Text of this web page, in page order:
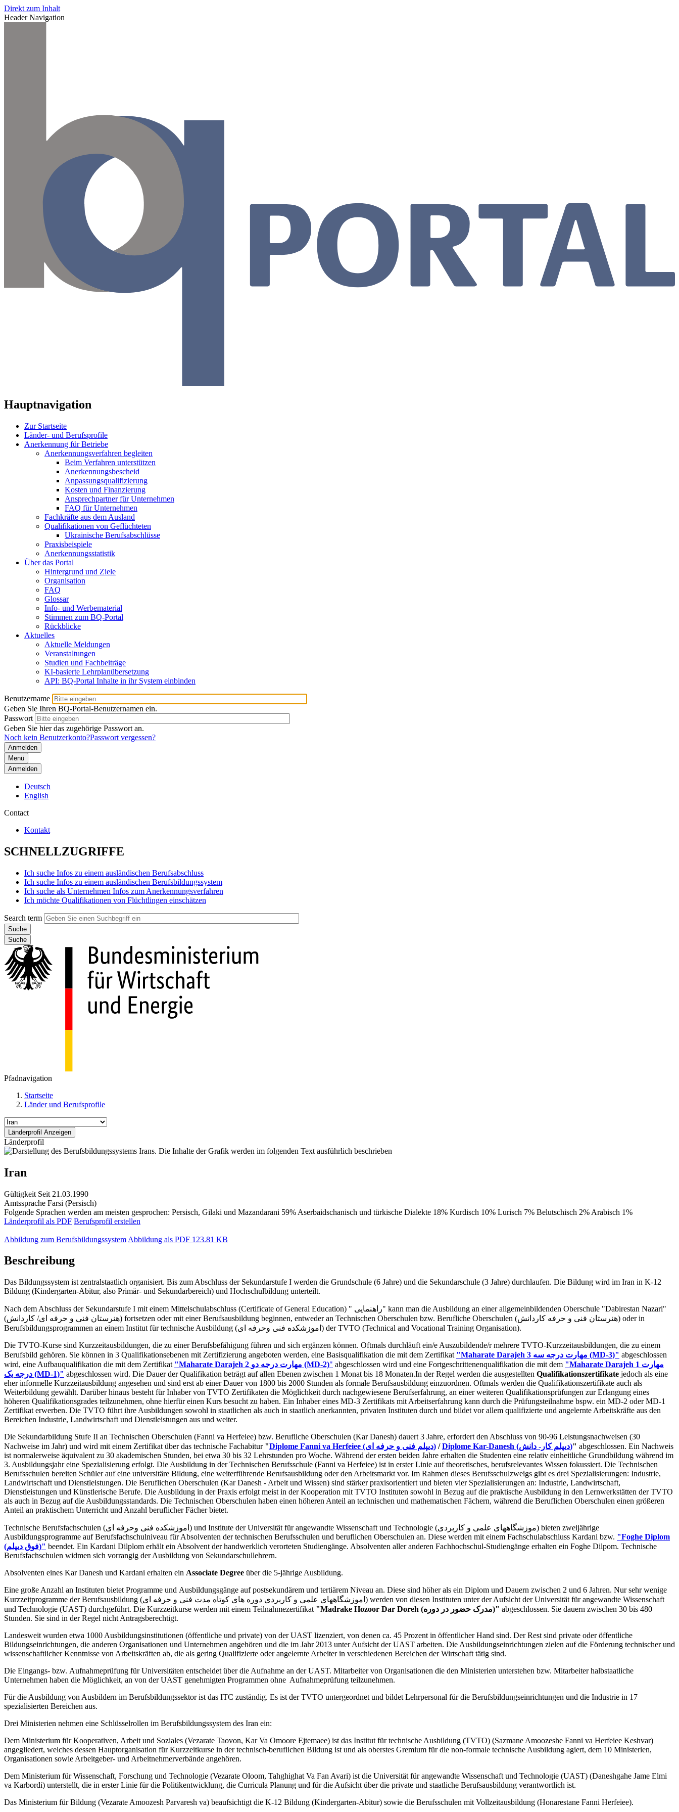
Direkt zum Inhalt
Header Navigation
Hauptnavigation
Zur Startseite
Länder- und Berufsprofile
Anerkennung für Betriebe
Anerkennungsverfahren begleiten
Beim Verfahren unterstützen
Anerkennungsbescheid
Anpassungsqualifizierung
Kosten und Finanzierung
Ansprechpartner für Unternehmen
FAQ für Unternehmen
Fachkräfte aus dem Ausland
Qualifikationen von Geflüchteten
Ukrainische Berufsabschlüsse
Praxisbeispiele
Anerkennungsstatistik
Über das Portal
Hintergrund und Ziele
Organisation
FAQ
Glossar
Info- und Werbematerial
Stimmen zum BQ-Portal
Rückblicke
Aktuelles
Aktuelle Meldungen
Veranstaltungen
Studien und Fachbeiträge
KI-basierte Lehrplanübersetzung
API: BQ-Portal Inhalte in ihr System einbinden
Benutzername
Geben Sie Ihren BQ-Portal-Benutzernamen ein.
Passwort
Geben Sie hier das zugehörige Passwort an.
Noch kein Benutzerkonto?Passwort vergessen?
Menü
Anmelden
Deutsch
English
Contact
Kontakt
SCHNELLZUGRIFFE
Ich suche Infos zu einem ausländischen Berufsabschluss
Ich suche Infos zu einem ausländischen Berufsbildungssystem
Ich suche als Unternehmen Infos zum Anerkennungsverfahren
Ich möchte Qualifikationen von Flüchtlingen einschätzen
Search term
Suche
Pfadnavigation
Startseite
Länder und Berufsprofile
Länderprofil
Iran
Gültigkeit Seit 21.03.1990
Amtssprache Farsi (Persisch)
Folgende Sprachen werden am meisten gesprochen: Persisch, Gilaki und Mazandarani 59% Aserbaidschanisch und türkische Dialekte 18% Kurdisch 10% Lurisch 7% Belutschisch 2% Arabisch 1%
Länderprofil als PDF Berufsprofil erstellen
Abbildung zum Berufsbildungssystem Abbildung als PDF 123.81 KB
Beschreibung
Das Bildungssystem ist zentralstaatlich organisiert. Bis zum Abschluss der Sekundarstufe I werden die Grundschule (6 Jahre) und die Sekundarschule (3 Jahre) durchlaufen. Die Bildung wird im Iran in K-12
Bildung (Kindergarten-Abitur, also Primär- und Sekundarbereich) und Hochschulbildung unterteilt.
Nach dem Abschluss der Sekundarstufe I mit einem Mittelschulabschluss (Certificate of General Education) " راهنمایی" kann man die Ausbildung an einer allgemeinbildenden Oberschule "Dabirestan Nazari"
(هنرستان فنی و حرفه ای/ کاردانش) fortsetzen oder mit einer Berufsausbildung beginnen, entweder an Technischen Oberschulen bzw. Berufliche Oberschulen (هنرستان فنی و حرفه کاردانش) oder in
Berufsbildungsprogrammen an einem Institut für technische Ausbildung (اموزشکده فنی وحرفه ای) der TVTO (Technical and Vocational Training Organisation).
Die TVTO-Kurse sind Kurzzeitausbildungen, die zu einer Berufsbefähigung führen und sich ergänzen können. Oftmals durchläuft ein/e Auszubildende/r mehrere TVTO-Kurzzeitausbildungen, die zu einem
Berufsbild gehören. Sie können in 3 Qualifikationsebenen mit Zertifizierung angeboten werden, eine Basisqualifikation die mit dem Zertifikat
"Maharate Darajeh 3 مهارت درجه سه (MD-3)" abgeschlossen
wird, eine Aufbauqualifikation die mit dem Zertifikat
"Maharate Darajeh 2 مهارت درجه دو (MD-2)" abgeschlossen wird und eine Fortgeschrittenenqualifikation die mit dem "Maharate Darajeh 1 مهارت
درجه یک (MD-1)" abgeschlossen wird. Die Dauer der Qualifikation beträgt auf allen Ebenen zwischen 1 Monat bis 18 Monaten.In der Regel werden die ausgestellten Qualifikationszertifikate jedoch als eine
eher informelle Kurzzeitausbildung angesehen und sind erst ab einer Dauer von 1800 bis 2000 Stunden als formale Berufsausbildung einzuordnen. Oftmals werden die Qualifikationszertifikate auch als
Weiterbildung gewählt. Darüber hinaus besteht für Inhaber von TVTO Zertifikaten die Möglichkeit durch nachgewiesene Berufserfahrung, an einer weiteren Qualifikationsprüfungen zur Erlangung eines
höheren Qualifikationsgrades teilzunehmen, ohne hierfür einen Kurs besucht zu haben. Ein Inhaber eines MD-3 Zertifikats mit Arbeitserfahrung kann durch die Prüfungsteilnahme bspw. ein MD-2 oder MD-1
Zertifikat erwerben. Die TVTO führt ihre Ausbildungen sowohl in staatlichen als auch in staatlich anerkannten, privaten Instituten durch und bildet vor allem qualifizierte und angelernte Arbeitskräfte aus den
Bereichen Industrie, Landwirtschaft und Dienstleistungen aus und weiter.
Die Sekundarbildung Stufe II an Technischen Oberschulen (Fanni va Herfeiee) bzw. Berufliche Oberschulen (Kar Danesh) dauert 3 Jahre, erfordert den Abschluss von 90-96 Leistungsnachweisen (30
Nachweise im Jahr) und wird mit einem Zertifikat über das technische Fachabitur" Diplome Fanni va Herfeiee (دیپلم فنی و حرفه ای) / Diplome Kar-Danesh (دیپلم کار- دانش)" abgeschlossen. Ein Nachweis
ist normalerweise äquivalent zu 30 akademischen Stunden, bei etwa 30 bis 32 Lehrstunden pro Woche. Während der ersten beiden Jahre erhalten die Studenten eine relativ einheitliche Grundbildung während im
3. Ausbildungsjahr eine Spezialisierung erfolgt. Die Ausbildung in der Technischen Berufsschule (Fanni va Herfeiee) ist in erster Linie auf theoretisches, berufsrelevantes Wissen fokussiert. Die Technischen
Berufsschulen bereiten Schüler auf eine universitäre Bildung, eine weiterführende Berufsausbildung oder den Arbeitsmarkt vor. Im Rahmen dieses Berufsschulzweigs gibt es drei Spezialisierungen: Industrie,
Landwirtschaft und Dienstleistungen. Die Beruflichen Oberschulen (Kar Danesh - Arbeit und Wissen) sind stärker praxisorientiert und bieten vier Spezialisierungen an: Industrie, Landwirtschaft,
Dienstleistungen und Künstlerische Berufe. Die Ausbildung in der Praxis erfolgt meist in der Kooperation mit TVTO Instituten sowohl in Bezug auf die praktische Ausbildung in den Lernwerkstätten der TVTO
als auch in Bezug auf die Ausbildungsstandards. Die Technischen Oberschulen haben einen höheren Anteil an technischen und mathematischen Fächern, während die Beruflichen Oberschulen einen größeren
Anteil an praktischem Unterricht und Anzahl beruflicher Fächer bietet.
Technische Berufsfachschulen (اموزشکده فنی وحرفه ای) und Institute der Universität für angewandte Wissenschaft und Technologie (موزشگاههای علمی و کاربردی) bieten zweijährige
Ausbildungsprogramme auf Berufsfachschulniveau für Absolventen der technischen Berufsschulen und beruflichen Oberschulen an. Diese werden mit einem Fachschulabschluss Kardani bzw. "Foghe Diplom
(فوق دیپلم)" beendet. Ein Kardani Dilplom erhält ein Absolvent der handwerklich verorteten Studiengänge. Absolventen aller anderen Fachhochschul-Studiengänge erhalten ein Foghe Dilpom. Technische
Berufsfachschulen widmen sich vorrangig der Ausbildung von Sekundarschullehrern.
Absolventen eines Kar Danesh und Kardani erhalten ein Associate Degree über die 5-jährige Ausbildung.
Eine große Anzahl an Instituten bietet Programme und Ausbildungsgänge auf postsekundärem und tertiärem Niveau an. Diese sind höher als ein Diplom und Dauern zwischen 2 und 6 Jahren. Nur sehr wenige
Kurzzeitprogramme der Berufsausbildung (اموزشگاههای علمی و کاربردی دوره های کوتاه مدت فنی و حرفه ای) werden von diesen Instituten unter der Aufsicht der Universität für angewandte Wissenschaft
und Technologie (UAST) durchgeführt. Die Kurzzeitkurse werden mit einem Teilnahmezertifikat
"Madrake Hozoor Dar Doreh (مدرک حضور در دوره)" abgeschlossen. Sie dauern zwischen 30 bis 480
Stunden. Sie sind in der Regel nicht Antragsberechtigt.
Landesweit wurden etwa 1000 Ausbildungsinstitutionen (öffentliche und private) von der UAST lizenziert, von denen ca. 45 Prozent in öffentlicher Hand sind. Der Rest sind private oder öffentliche
Bildungseinrichtungen, die anderen Organisationen und Unternehmen angehören und die im Jahr 2013 unter Aufsicht der UAST arbeiten. Die Ausbildungseinrichtungen zielen auf die Förderung technischer und
wissenschaftlicher Kenntnisse von Arbeitskräften ab, die als gering Qualifizierte oder angelernte Arbeiter in verschiedenen Bereichen der Wirtschaft tätig sind.
Die Eingangs- bzw. Aufnahmeprüfung für Universitäten entscheidet über die Aufnahme an der UAST. Mitarbeiter von Organisationen die den Ministerien unterstehen bzw. Mitarbeiter halbstaatliche
Unternehmen haben die Möglichkeit, an von der UAST genehmigten Programmen ohne Aufnahmeprüfung teilzunehmen.
Für die Ausbildung von Ausbildern im Berufsbildungssektor ist das ITC zuständig. Es ist der TVTO untergeordnet und bildet Lehrpersonal für die Berufsbildungseinrichtungen und die Industrie in 17
spezialisierten Bereichen aus.
Drei Ministerien nehmen eine Schlüsselrollen im Berufsbildungssystem des Iran ein:
Dem Ministerium für Kooperativen, Arbeit und Soziales (Vezarate Taovon, Kar Va Omoore Ejtemaee) ist das Institut für technische Ausbildung (TVTO) (Sazmane Amoozeshe Fanni va Herfeiee Keshvar)
angegliedert, welches dessen Hauptorganisation für Kurzzeitkurse in der technisch-beruflichen Bildung ist und als oberstes Gremium für die non-formale technische Ausbildung agiert, dem 10 Ministerien,
Organisationen sowie Arbeitgeber- und Arbeitnehmerverbände angehören.
Dem Ministerium für Wissenschaft, Forschung und Technologie (Vezarate Oloom, Tahghighat Va Fan Avari) ist die Universität für angewandte Wissenschaft und Technologie (UAST) (Daneshgahe Jame Elmi
va Karbordi) unterstellt, die in erster Linie für die Politikentwicklung, die Curricula Planung und für die Aufsicht über die private und staatliche Berufsausbildung verantwortlich ist.
Das Ministerium für Bildung (Vezarate Amoozesh Parvaresh va) beaufsichtigt die K-12 Bildung (Kindergarten-Abitur) sowie die Berufsschulen mit Vollzeitausbildung (Honarestane Fanni Herfeiee).